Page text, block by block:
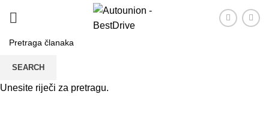
SEARCH
Unesite riječi za pretragu.